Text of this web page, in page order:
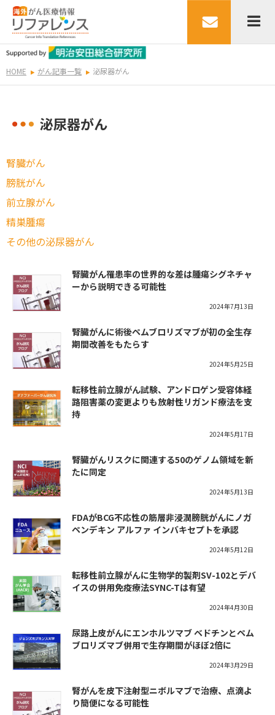
HOME がん記事一覧 泌尿器がん
泌尿器がん
腎臓がん
膀胱がん
前立腺がん
精巣腫瘍
その他の泌尿器がん
腎臓がん罹患率の世界的な差は腫瘍シグネチャ
ーから説明できる可能性
2024年7月13日
腎臓がんに術後ペムブロリズマブが初の全生存
期間改善をもたらす
2024年5月25日
転移性前立腺がん試験、アンドロゲン受容体経
路阻害薬の変更よりも放射性リガンド療法を支
持
2024年5月17日
腎臓がんリスクに関連する50のゲノム領域を新
たに同定
2024年5月13日
FDAがBCG不応性の筋層非浸潤膀胱がんにノガ
ペンデキン アルファ インバキセプトを承認
2024年5月12日
転移性前立腺がんに生物学的製剤SV-102とデバ
イスの併用免疫療法SYNC-Tは有望
2024年4月30日
尿路上皮がんにエンホルツマブ ベドチンとペム
ブロリズマブ併用で生存期間がほぼ2倍に
2024年3月29日
腎がんを皮下注射型ニボルマブで治療、点滴よ
り簡便になる可能性